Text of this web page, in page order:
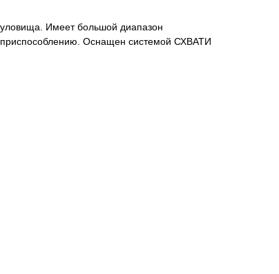
Имеет большой диапазон
приспособлению. Оснащен системой СХВАТИ